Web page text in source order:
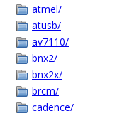
atmel/
atusb/
av7110/
bnx2/
bnx2x/
brcm/
cadence/